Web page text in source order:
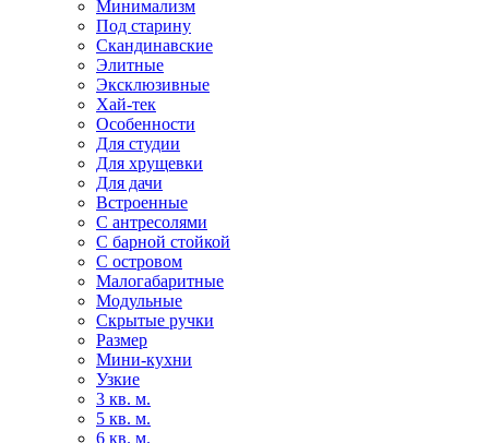
Минимализм
Под старину
Скандинавские
Элитные
Эксклюзивные
Хай-тек
Особенности
Для студии
Для хрущевки
Для дачи
Встроенные
С антресолями
С барной стойкой
С островом
Малогабаритные
Модульные
Скрытые ручки
Размер
Мини-кухни
Узкие
3 кв. м.
5 кв. м.
6 кв. м.